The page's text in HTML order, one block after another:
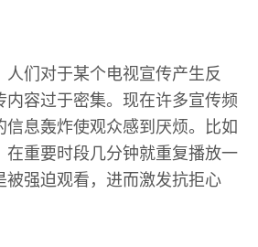
人们对于某个电视宣传产生反
内容过于密集。现在许多宣传频
信息轰炸使观众感到厌烦。比如
在重要时段几分钟就重复播放一
被强迫观看，进而激发抗拒心